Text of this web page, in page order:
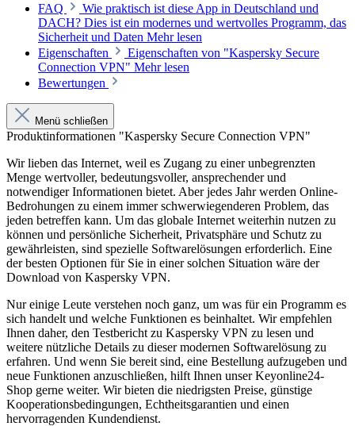
FAQ
Wie praktisch ist diese App in Deutschland und
DACH? Dies ist ein modernes und wertvolles Programm, das
Sicherheit und Daten Mehr lesen
Eigenschaften
Eigenschaften von "Kaspersky Secure
Connection VPN" Mehr lesen
Bewertungen
Menü schließen
Produktinformationen "Kaspersky Secure Connection VPN"
Wir lieben das Internet, weil es Zugang zu einer unbegrenzten
Menge wertvoller, bedeutungsvoller, ansprechender und
notwendiger Informationen bietet. Aber jedes Jahr werden Online-
Bedrohungen zu einem immer schwerwiegenderen Problem, das
jeden betreffen kann. Um das globale Internet weiterhin nutzen zu
können und persönliche Sicherheit, Privatsphäre und Schutz zu
gewährleisten, sind spezielle Softwarelösungen erforderlich. Eine
der besten Optionen für Sie in einer solchen Situation wäre der
Download von Kaspersky VPN.
Nur einige Leute verstehen noch ganz, um was für ein Programm es
sich handelt und welche Funktionen es beinhaltet. Wir empfehlen
Ihnen daher, den Testbericht zu Kaspersky VPN zu lesen und
weitere nützliche Details zu dieser modernen Softwarelösung zu
erfahren. Und wenn Sie bereit sind, eine Bestellung aufzugeben und
neue Funktionen anzuschließen, hilft Ihnen unser Keyonline24-
Shop gerne weiter. Wir bieten die niedrigsten Preise, günstige
Kooperationsbedingungen, Echtheitsgarantien und einen
hervorragenden Kundendienst.